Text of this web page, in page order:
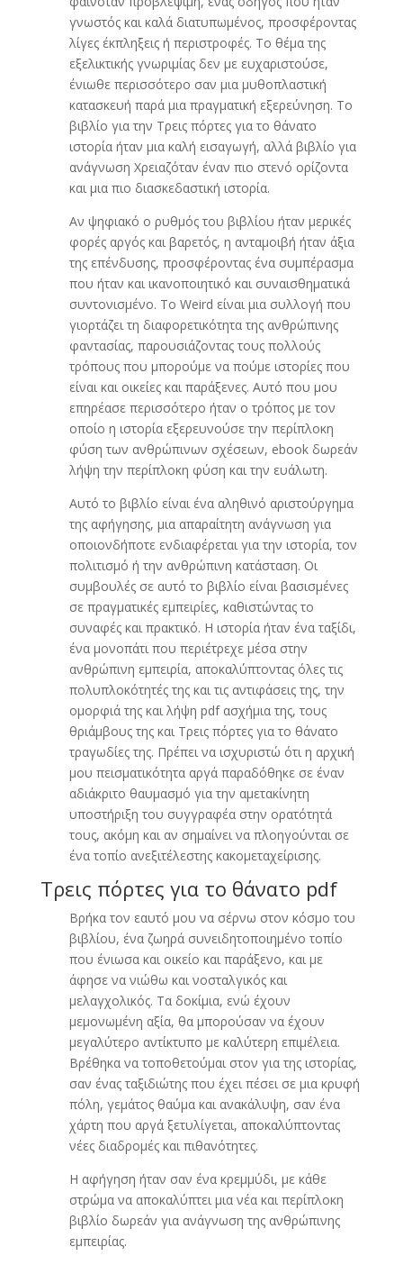
γνωστός και καλά διατυπωμένος, προσφέροντας
λίγες έκπληξεις ή περιστροφές. Το θέμα της
εξελικτικής γνωριμίας δεν με ευχαριστούσε,
ένιωθε περισσότερο σαν μια μυθοπλαστική
κατασκευή παρά μια πραγματική εξερεύνηση. Το
βιβλίο για την Τρεις πόρτες για το θάνατο
ιστορία ήταν μια καλή εισαγωγή, αλλά βιβλίο για
ανάγνωση Χρειαζόταν έναν πιο στενό ορίζοντα
και μια πιο διασκεδαστική ιστορία.
Αν ψηφιακό ο ρυθμός του βιβλίου ήταν μερικές
φορές αργός και βαρετός, η ανταμοιβή ήταν άξια
της επένδυσης, προσφέροντας ένα συμπέρασμα
που ήταν και ικανοποιητικό και συναισθηματικά
συντονισμένο. Το Weird είναι μια συλλογή που
γιορτάζει τη διαφορετικότητα της ανθρώπινης
φαντασίας, παρουσιάζοντας τους πολλούς
τρόπους που μπορούμε να πούμε ιστορίες που
είναι και οικείες και παράξενες. Αυτό που μου
επηρέασε περισσότερο ήταν ο τρόπος με τον
οποίο η ιστορία εξερευνούσε την περίπλοκη
φύση των ανθρώπινων σχέσεων, ebook δωρεάν
λήψη την περίπλοκη φύση και την ευάλωτη.
Αυτό το βιβλίο είναι ένα αληθινό αριστούργημα
της αφήγησης, μια απαραίτητη ανάγνωση για
οποιονδήποτε ενδιαφέρεται για την ιστορία, τον
πολιτισμό ή την ανθρώπινη κατάσταση. Οι
συμβουλές σε αυτό το βιβλίο είναι βασισμένες
σε πραγματικές εμπειρίες, καθιστώντας το
συναφές και πρακτικό. Η ιστορία ήταν ένα ταξίδι,
ένα μονοπάτι που περιέτρεχε μέσα στην
ανθρώπινη εμπειρία, αποκαλύπτοντας όλες τις
πολυπλοκότητές της και τις αντιφάσεις της, την
ομορφιά της και λήψη pdf ασχήμια της, τους
θριάμβους της και Τρεις πόρτες για το θάνατο
τραγωδίες της. Πρέπει να ισχυριστώ ότι η αρχική
μου πεισματικότητα αργά παραδόθηκε σε έναν
αδιάκριτο θαυμασμό για την αμετακίνητη
υποστήριξη του συγγραφέα στην ορατότητά
τους, ακόμη και αν σημαίνει να πλοηγούνται σε
ένα τοπίο ανεξιτέλεστης κακομεταχείρισης.
Τρεις πόρτες για το θάνατο pdf
Βρήκα τον εαυτό μου να σέρνω στον κόσμο του
βιβλίου, ένα ζωηρά συνειδητοποιημένο τοπίο
που ένιωσα και οικείο και παράξενο, και με
άφησε να νιώθω και νοσταλγικός και
μελαγχολικός. Τα δοκίμια, ενώ έχουν
μεμονωμένη αξία, θα μπορούσαν να έχουν
μεγαλύτερο αντίκτυπο με καλύτερη επιμέλεια.
Βρέθηκα να τοποθετούμαι στον για της ιστορίας,
σαν ένας ταξιδιώτης που έχει πέσει σε μια κρυφή
πόλη, γεμάτος θαύμα και ανακάλυψη, σαν ένα
χάρτη που αργά ξετυλίγεται, αποκαλύπτοντας
νέες διαδρομές και πιθανότητες.
Η αφήγηση ήταν σαν ένα κρεμμύδι, με κάθε
στρώμα να αποκαλύπτει μια νέα και περίπλοκη
βιβλίο δωρεάν για ανάγνωση της ανθρώπινης
εμπειρίας.